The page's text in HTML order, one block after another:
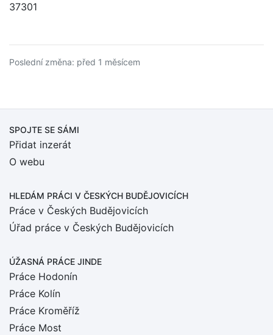
37301
Poslední změna: před 1 měsícem
SPOJTE SE SÁMI
Přidat inzerát
O webu
HLEDÁM PRÁCI V ČESKÝCH BUDĚJOVICÍCH
Práce v Českých Budějovicích
Úřad práce v Českých Budějovicích
ÚŽASNÁ PRÁCE JINDE
Práce Hodonín
Práce Kolín
Práce Kroměříž
Práce Most